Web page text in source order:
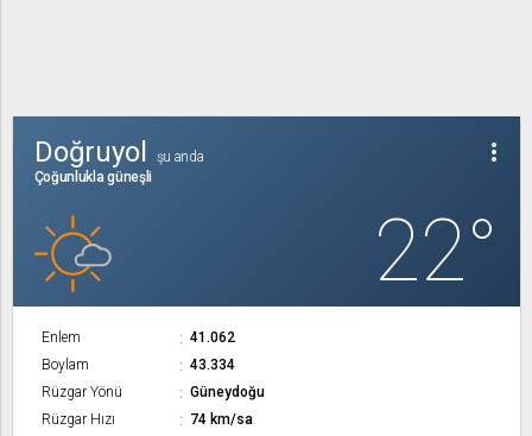
more_vert
Doğruyol
şu anda
Çoğunlukla güneşli
22°
Enlem
41.062
Boylam
43.334
Rüzgar Yönü
Güneydoğu
Rüzgar Hızı
74 km/sa